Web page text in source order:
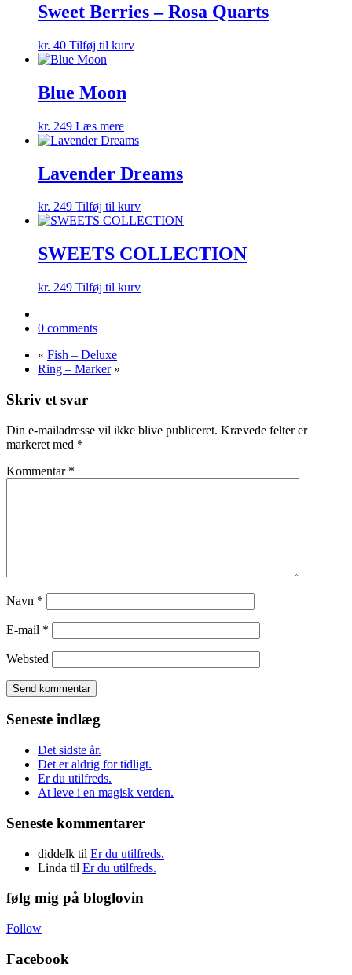
Sweet Berries – Rosa Quarts
kr. 40 Tilføj til kurv
Blue Moon
kr. 249 Læs mere
Lavender Dreams
kr. 249 Tilføj til kurv
SWEETS COLLECTION
kr. 249 Tilføj til kurv
0 comments
« Fish – Deluxe
Ring – Marker»
Skriv et svar
Din e-mailadresse vil ikke blive publiceret. Krævede felter er
markeret med *
Kommentar *
Navn *
E-mail *
Websted
Seneste indlæg
Det sidste år.
Det er aldrig for tidligt.
Er du utilfreds.
At leve i en magisk verden.
Seneste kommentarer
diddelk til Er du utilfreds.
Linda til Er du utilfreds.
følg mig på bloglovin
Follow
Facebook